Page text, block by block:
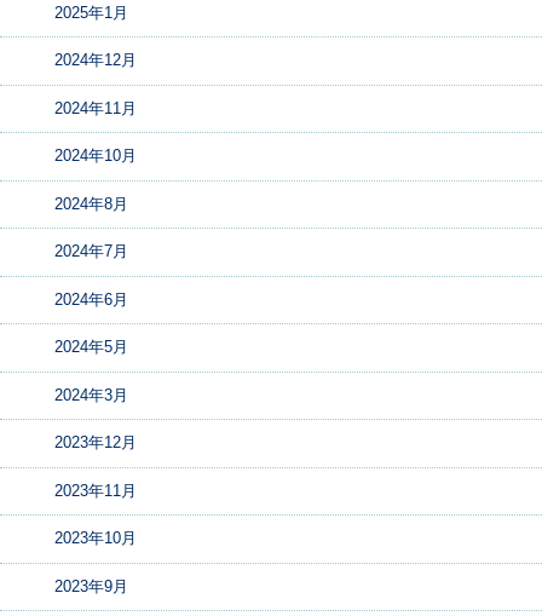
2025年1月
2024年12月
2024年11月
2024年10月
2024年8月
2024年7月
2024年6月
2024年5月
2024年3月
2023年12月
2023年11月
2023年10月
2023年9月